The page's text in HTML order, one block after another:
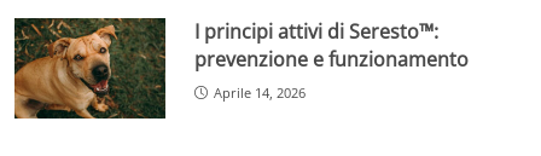
I principi attivi di Seresto™:
prevenzione e funzionamento
Aprile 14, 2026